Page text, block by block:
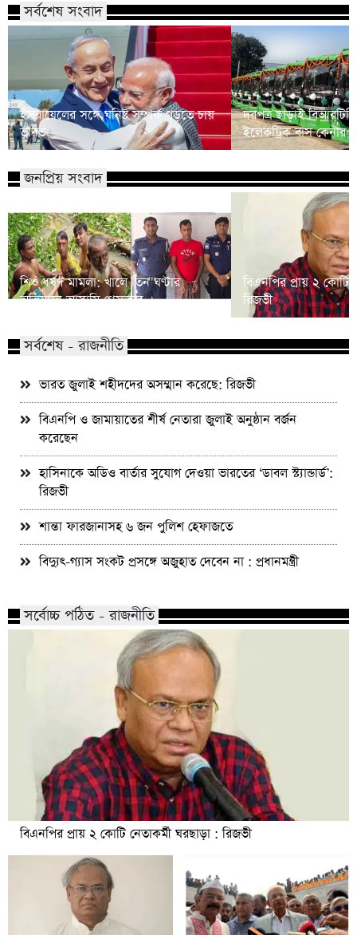
সর্বশেষ সংবাদ
ইসরায়েলের সঙ্গে ঘনিষ্ট সম্পর্ক গড়তে চায়
ভারত
দরপত্র ছাড়াই
ইলেকট্রিক বাস
জনপ্রিয় সংবাদ
শিশু ধর্ষণ মামলা: খালে তিন ঘণ্টার
অভিযানে আসামি গ্রেফতার
বিএনপির প্রায় ২ কোটি
রিজভী
সর্বশেষ - রাজনীতি
ভারত জুলাই শহীদদের অসম্মান করেছে: রিজভী
বিএনপি ও জামায়াতের শীর্ষ নেতারা জুলাই অনুষ্ঠান বর্জন
করেছেন
হাসিনাকে অডিও বার্তার সুযোগ দেওয়া ভারতের ‘ডাবল স্ট্যান্ডার্ড’:
রিজভী
শান্তা ফারজানাসহ ৬ জন পুলিশ হেফাজতে
বিদ্যুৎ-গ্যাস সংকট প্রসঙ্গে অজুহাত দেবেন না : প্রধানমন্ত্রী
সর্বোচ্চ পঠিত - রাজনীতি
বিএনপির প্রায় ২ কোটি নেতাকর্মী ঘরছাড়া : রিজভী